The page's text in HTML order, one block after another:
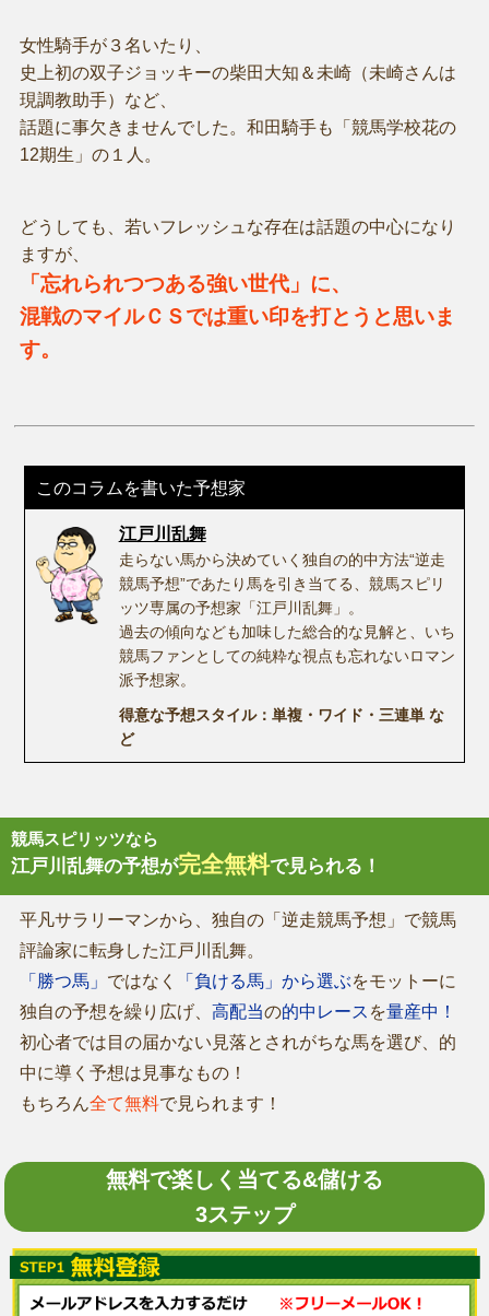
女性騎手が３名いたり、
史上初の双子ジョッキーの柴田大知＆未崎（未崎さんは
現調教助手）など、
話題に事欠きませんでした。和田騎手も「競馬学校花の
12期生」の１人。
どうしても、若いフレッシュな存在は話題の中心になり
ますが、
「忘れられつつある強い世代」に、
混戦のマイルＣＳでは重い印を打とうと思いま
す。
このコラムを書いた予想家
江戸川乱舞
走らない馬から決めていく独自の的中方法“逆走
競馬予想”であたり馬を引き当てる、競馬スピリ
ッツ専属の予想家「江戸川乱舞」。
過去の傾向なども加味した総合的な見解と、いち
競馬ファンとしての純粋な視点も忘れないロマン
派予想家。
得意な予想スタイル：単複・ワイド・三連単 な
ど
競馬スピリッツなら
江戸川乱舞の予想が完全無料で見られる！
平凡サラリーマンから、独自の「逆走競馬予想」で競馬
評論家に転身した江戸川乱舞。
「勝つ馬」 ではなく 「負ける馬」から選ぶをモットーに
独自の予想を繰り広げ、 高配当の的中レース を量産中！
初心者では目の届かない見落とされがちな馬を選び、的
中に導く予想は見事なもの！
もちろん全て無料で見られます！
無料で楽しく当てる&儲ける
3ステップ